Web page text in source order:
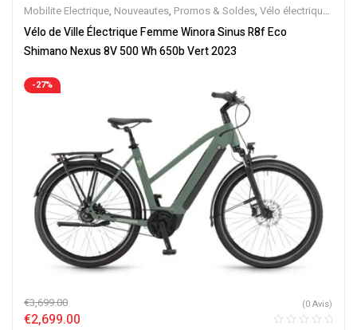
Mobilite Electrique, Nouveautes, Promos & Soldes, Vélo électrique
ville,Velos Electriques
Vélo de Ville Électrique Femme Winora Sinus R8f Eco
Shimano Nexus 8V 500 Wh 650b Vert 2023
-27%
€3,699.00
€2,699.00
(0 Avis)